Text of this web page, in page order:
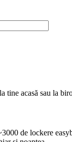
la tine acasă sau la
de lockere